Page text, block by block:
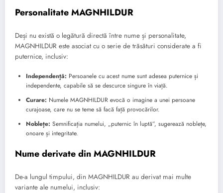
Personalitate MAGNHILDUR
Deși nu există o legătură directă între nume și personalitate,
MAGNHILDUR este asociat cu o serie de trăsături considerate a fi
puternice, inclusiv:
Independență: Persoanele cu acest nume sunt adesea puternice și
independente, capabile să se descurce singure în viață.
Curare: Numele MAGNHILDUR evocă o imagine a unei persoane
curajoase, care nu se teme să facă față provocărilor.
Noblețe: Semnificația numelui, „puternic în luptă”, sugerează noblețe,
onoare și integritate.
Nume derivate din MAGNHILDUR
De-a lungul timpului, din MAGNHILDUR au derivat mai multe
variante ale numelui, inclusiv: